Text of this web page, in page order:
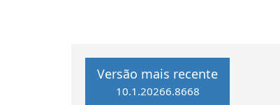
Versão mais recente
10.1.20266.8668